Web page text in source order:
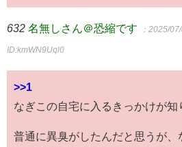
632 名無しさん＠恐縮です ：2025/
ID:kmWN9Uql0
>>1
なぎこの自宅に入るきっかけが知
普通に異臭がしたんだと思うが、